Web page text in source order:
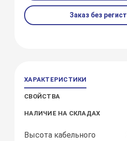
Заказ без
ХАРАКТЕРИСТИКИ
СВОЙСТВА
НАЛИЧИЕ НА СКЛАДАХ
Высота кабельного